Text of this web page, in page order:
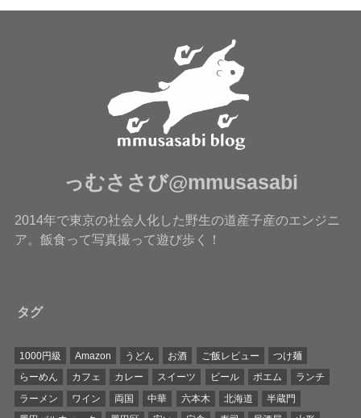
っむささび@mmusasabi
2014年で東京の社会人化した野生の道産子産のエンジニ
ア。飯食って写真撮って遊び歩く！
タグ
1000円級 Amazon うどん お酒 ご飯レビュー
つけ麺
らーめん
カフェ カレー スイーツ ビール ポエム
ランチ
ラーメン
ワイン 両国 中華 六本木 北海道
半蔵門